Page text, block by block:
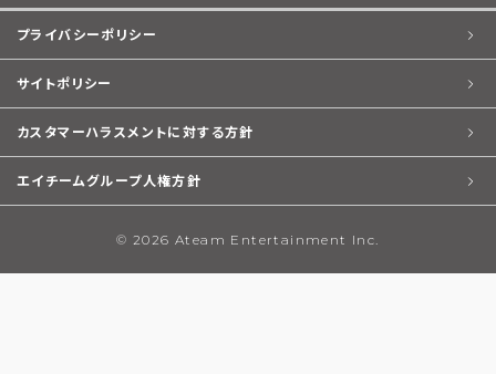
プライバシーポリシー
サイトポリシー
カスタマーハラスメントに対する方針
エイチームグループ人権方針
© 2026 Ateam Entertainment Inc.